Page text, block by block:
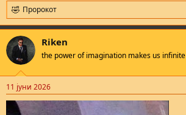
R
e
a
c
t
i
s
:
Пророкот
Riken
the power of imagination makes us infinite
11 јуни 2026